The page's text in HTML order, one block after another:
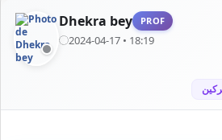
الحركة الوطنية الجزائرية
الحركة الوطنية الليبية 0
Dhekra bey PROF
2024-04-17 • 18:19